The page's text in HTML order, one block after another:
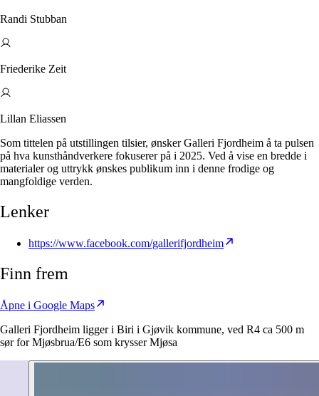
Randi Stubban
Friederike Zeit
Lillan Eliassen
Som tittelen på utstillingen tilsier, ønsker Galleri Fjordheim å ta pulsen
på hva kunsthåndverkere fokuserer på i 2025. Ved å vise en bredde i
materialer og uttrykk ønskes publikum inn i denne frodige og
mangfoldige verden.
Lenker
https://www.facebook.com/gallerifjordheim
Finn frem
Åpne i Google Maps
Galleri Fjordheim ligger i Biri i Gjøvik kommune, ved R4 ca 500 m
sør for Mjøsbrua/E6 som krysser Mjøsa